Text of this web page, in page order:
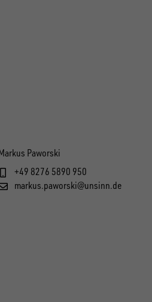
Paworski
+49 8276 5890 950
markus.paworski@unsinn.de